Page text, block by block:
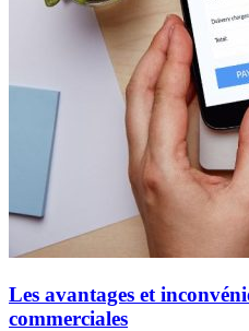
Les avantages et
commerciales